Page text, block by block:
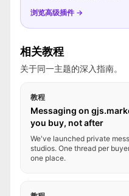
浏览高级插件 →
相关教程
关于同一主题的深入指南。
教程
Messaging on
you buy, not after
We've launched private
studios. One thread per
one place.